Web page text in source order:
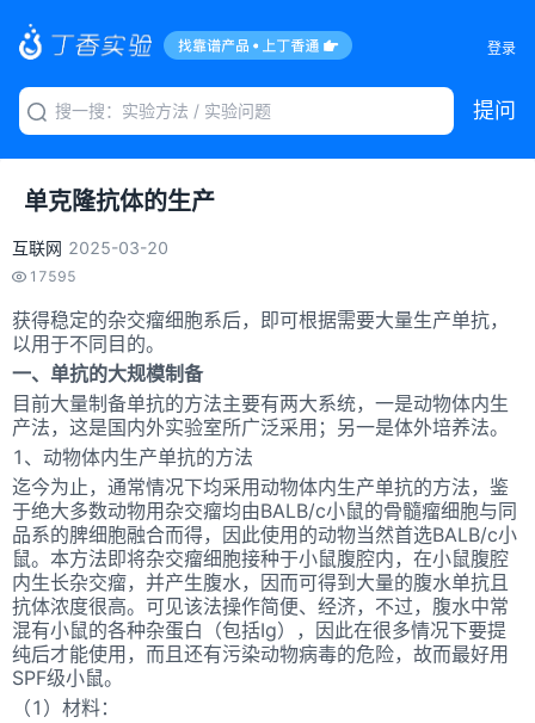
登录
提问
单克隆抗体的生产
互联网 2025-03-20
17595
获得稳定的杂交瘤细胞系后，即可根据需要大量生产单抗，
以用于不同目的。
一、单抗的大规模制备
目前大量制备单抗的方法主要有两大系统，一是动物体内生
产法，这是国内外实验室所广泛采用；另一是体外培养法。
1、动物体内生产单抗的方法
迄今为止，通常情况下均采用动物体内生产单抗的方法，鉴
于绝大多数动物用杂交瘤均由BALB/c小鼠的骨髓瘤细胞与同
品系的脾细胞融合而得，因此使用的动物当然首选BALB/c小
鼠。本方法即将杂交瘤细胞接种于小鼠腹腔内，在小鼠腹腔
内生长杂交瘤，并产生腹水，因而可得到大量的腹水单抗且
抗体浓度很高。可见该法操作简便、经济，不过，腹水中常
混有小鼠的各种杂蛋白（包括Ig），因此在很多情况下要提
纯后才能使用，而且还有污染动物病毒的危险，故而最好用
SPF级小鼠。
（1）材料：